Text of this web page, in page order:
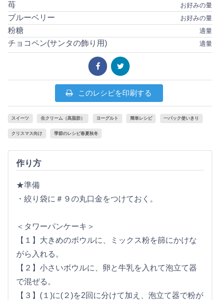
お好みの量
苺
お好みの量
ブルーベリー
適量
粉糖
適量
チョコペン(サンタの飾り用)
このレシピを印刷する
スイーツ 生クリーム（高脂肪） ヨーグルト 簡単レシピ 一パック使いきり
クリスマス向け 季節のレシピ春夏秋冬
作り方
★準備
・絞り袋に＃９の丸口金をつけておく。
＜タワーパンケーキ＞
【１】大きめのボウルに、ミックス粉を篩にかけな
がら入れる。
【２】小さいボウルに、卵と牛乳を入れて泡立て器
で混ぜる。
【３】(１)に(２)を2回に分けて加え、泡立て器で粉が